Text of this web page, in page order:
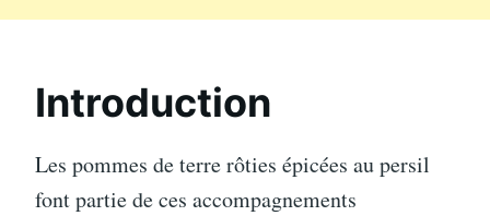
Introduction
Les pommes de terre rôties épicées au persil
font partie de ces accompagnements